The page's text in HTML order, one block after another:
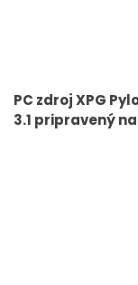
PC zdroj XPG
3.1 pripravený